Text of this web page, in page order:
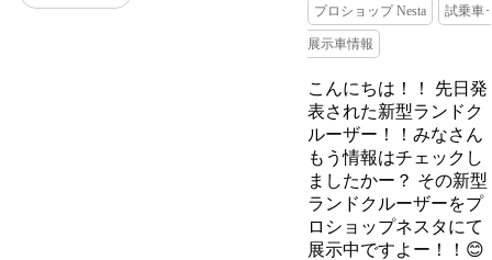
プロショップ Nesta 試乗車･
展示車情報
こんにちは！！ 先日発
表された新型ランドク
ルーザー！！みなさん
もう情報はチェックし
ましたかー？ その新型
ランドクルーザーをプ
ロショップネスタにて
展示中ですよー！！😊